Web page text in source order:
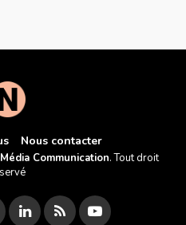
Nous contacter
Communication. Tout droit